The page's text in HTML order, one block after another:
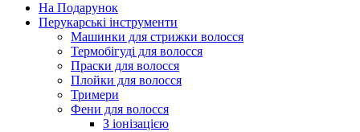
На Подарунок
Перукарські інструменти
Машинки для стрижки волосся
Термобігуді для волосся
Праски для волосся
Плойки для волосся
Тримери
Фени для волосся
З іонізацією